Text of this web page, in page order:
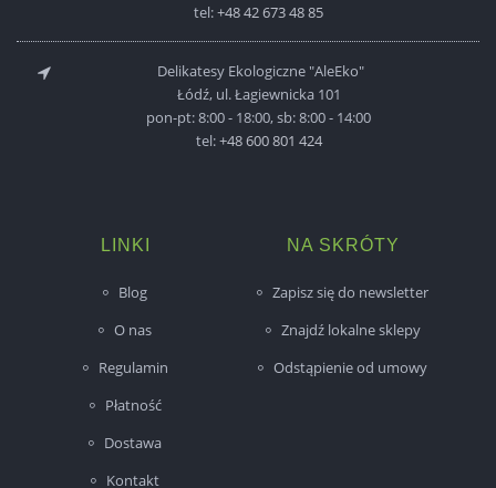
tel:+48 42 673 48 85
Delikatesy Ekologiczne "AleEko"
Łódź, ul. Łagiewnicka 101
pon-pt: 8:00 - 18:00, sb: 8:00 - 14:00
tel:+48 600 801 424
LINKI
Blog
O nas
Regulamin
Płatność
Dostawa
Kontakt
NA SKRÓTY
Zapisz się do newsletter
Znajdź lokalne sklepy
Odstąpienie od umowy